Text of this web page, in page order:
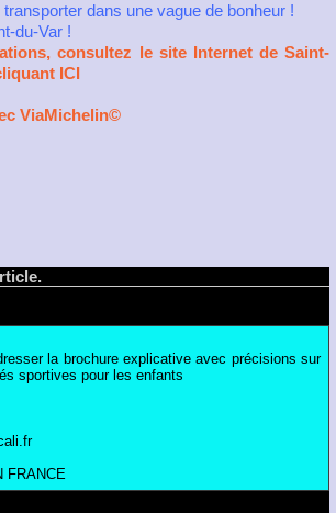
dans une vague de bonheur !
du-Var !
consultez le site Internet de Saint-
ICI
ViaMichelin©
la brochure explicative avec précisions sur
sportives pour les enfants
FRANCE